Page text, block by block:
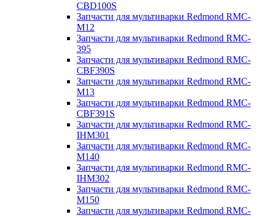
CBD100S
Запчасти для мультиварки Redmond RMC-
M12
Запчасти для мультиварки Redmond RMC-
395
Запчасти для мультиварки Redmond RMC-
CBF390S
Запчасти для мультиварки Redmond RMC-
M13
Запчасти для мультиварки Redmond RMC-
CBF391S
Запчасти для мультиварки Redmond RMC-
IHM301
Запчасти для мультиварки Redmond RMC-
M140
Запчасти для мультиварки Redmond RMC-
IHM302
Запчасти для мультиварки Redmond RMC-
M150
Запчасти для мультиварки Redmond RMC-